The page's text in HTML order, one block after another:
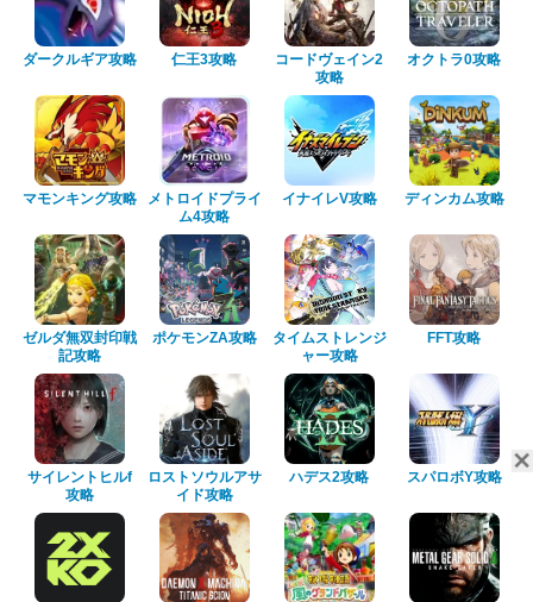
ダークルギア攻略 仁王3攻略
コードヴェイン2
攻略
オクトラ0攻略
マモンキング攻略
メトロイドプライ
ム4攻略
イナイレV攻略 ディンカム攻略
ゼルダ無双封印戦
記攻略
ポケモンZA攻略
タイムストレンジ
ャー攻略
FFT攻略
サイレントヒルf
攻略
ロストソウルアサ
イド攻略
ハデス2攻略 スパロボY攻略